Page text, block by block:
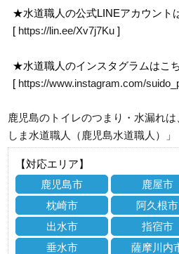
★水道職人の公式LINEアカウント
[ https://lin.ee/Xv7j7Ku ]
★水道職人のインスタグラムはこ
[ https://www.instagram.com/
鹿児島のトイレのつまり・水漏れ
しま水道職人（鹿児島水道職人）」
【対応エリア】
鹿児島市
鹿屋市
枕崎市
阿久根市
出水市
指宿市
垂水市
薩摩川内